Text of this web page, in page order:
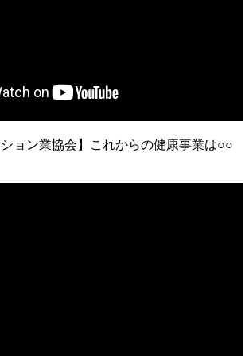
ション業協会】これからの健康事業は○○